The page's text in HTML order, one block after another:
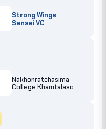
Strong Wings
Sensei VC
Nakhonratchasima
College Khamtalaso